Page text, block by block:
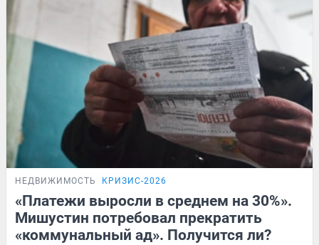
НЕДВИЖИМОСТЬ КРИЗИС-2026
«Платежи выросли в среднем на 30%».
Мишустин потребовал прекратить
«коммунальный ад». Получится ли?